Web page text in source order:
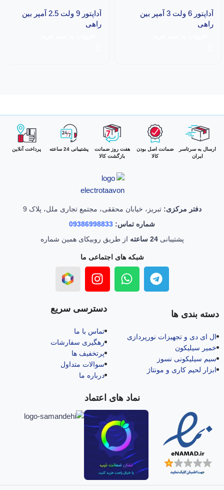
آداپتور 6 ولت 3 آمپر بین
راهی
آداپتور 9 ولت 2.5 آمپر بین
راهی
ارسال به سرتاسر
ایران
ضمانت اصل بودن
کالا
هفت روز ضمانت
بازگشت کالا
پشتیبانی 24 ساعته پرداخت آنلاین
دفتر مرکزی: تبریز، خیابان محققی، مجتمع تجاری ملل، پلاک 9
شماره تماس: 09386998833
پشتیبانی24 ساعته از طریق روبیکای همین شماره
شبکه های اجتماعی ما
دسته بندی ها
ال‌ ای‌ دی و تجهیزات نورپردازی
خمیر سیلیکون
سیم سیلیکونی نسوز
ابزار لحیم کاری و مونتاژ
دسترسی سریع
تماس با ما
رهگیری سفارشات
پرتخفیف ها
سوالات متداول
درباره ما
نماد های اعتماد